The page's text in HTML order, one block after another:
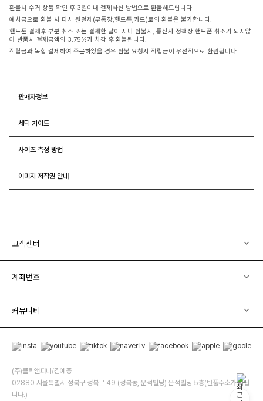
환불시 수거 상품 확인 후 3일이내 결제하신 방법으로 환불해드립니다
예치금으로 환불 시 다시 원결제(무통장,핸드폰,카드)로의 환불은 불가합니다.
핸드폰 결제후 부분 취소 또는 결제한 달이 지나 환불시, 통신사 정책상 핸드폰 취소가 되지않
아 반품시 결제금액의 3.75%가 차감 후 환불됩니다.
적립금과 복합 결제하여 주문하였을 경우 환불 요청시 적립금이 우선적으로 환원됩니다.
판매자정보
세탁 가이드
사이즈 측정 방법
이미지 저작권 안내
고객센터
계좌번호
커뮤니티
(주)클릭앤퍼니/김예중
02880 서울특별시 성북구 성북로 49 (성북동, 운석빌딩) 운석빌딩 5층(반품주소가 아닙
니다.)